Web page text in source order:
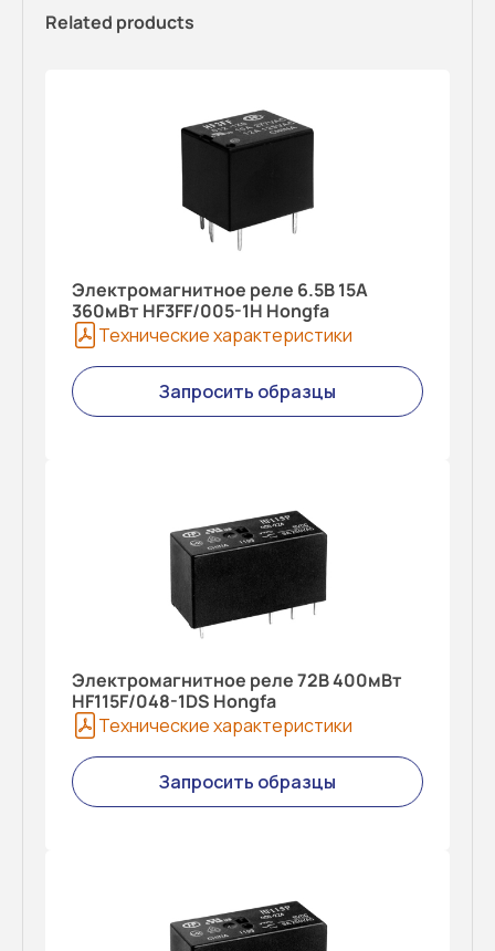
Related products
Электромагнитное реле 6.5В 15A
360мВт HF3FF/005-1H Hongfa
Технические характеристики
Запросить образцы
Электромагнитное реле 72В 400мВт
HF115F/048-1DS Hongfa
Технические характеристики
Запросить образцы